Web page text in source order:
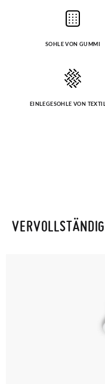
SOHLE VON GUMMI
EINLEGESOHLE VON